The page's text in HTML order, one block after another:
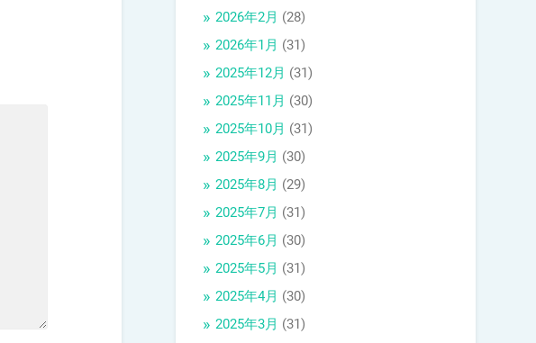
2026年2月 (28)
2026年1月 (31)
2025年12月 (31)
2025年11月 (30)
2025年10月 (31)
2025年9月 (30)
2025年8月 (29)
2025年7月 (31)
2025年6月 (30)
2025年5月 (31)
2025年4月 (30)
2025年3月 (31)